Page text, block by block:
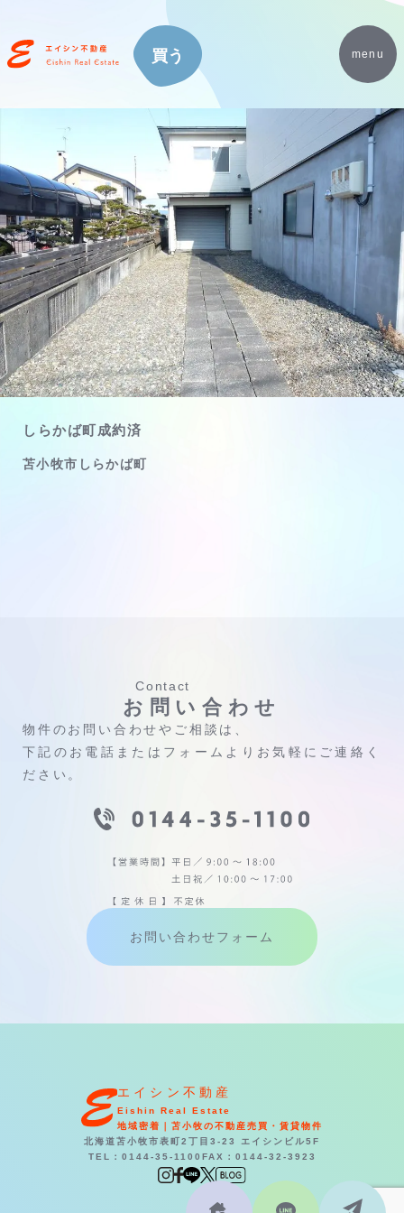
menu
買う
しらかば町成約済
苫小牧市しらかば町
Contact
お問い合わせ
物件のお問い合わせやご相談は、
下記のお電話またはフォームよりお気軽にご連絡く
ださい。
お問い合わせフォーム
エイシン不動産
Eishin Real Estate
地域密着｜苫小牧の不動産売買・賃貸物件
北海道苫小牧市表町2丁目3-23 エイシンビル5F
TEL：0144-35-1100 FAX：0144-32-3923